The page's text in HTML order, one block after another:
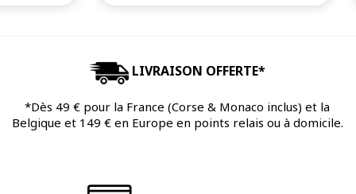
LIVRAISON OFFERTE*
*Dès 49 € pour la France (Corse & Monaco inclus) et la
Belgique et 149 € en Europe en points relais ou à domicile.